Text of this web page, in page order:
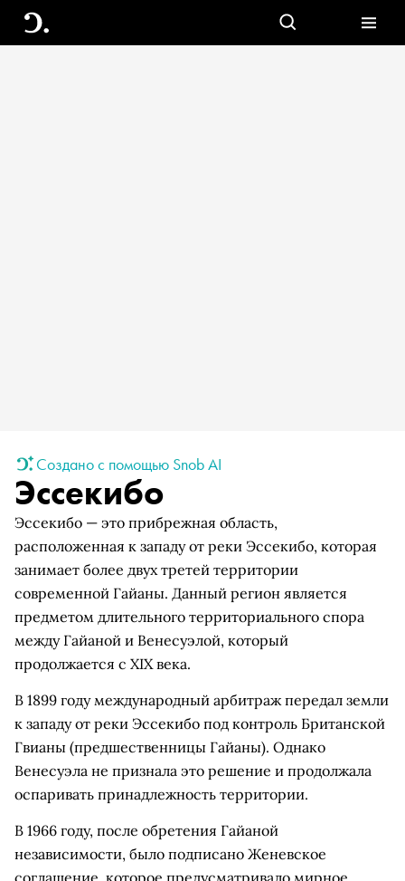
Создано с помощью Snob AI
Эссекибо
Эссекибо — это прибрежная область,
расположенная к западу от реки Эссекибо, которая
занимает более двух третей территории
современной Гайаны. Данный регион является
предметом длительного территориального спора
между Гайаной и Венесуэлой, который
продолжается с XIX века.
В 1899 году международный арбитраж передал земли
к западу от реки Эссекибо под контроль Британской
Гвианы (предшественницы Гайаны). Однако
Венесуэла не признала это решение и продолжала
оспаривать принадлежность территории.
В 1966 году, после обретения Гайаной
независимости, было подписано Женевское
соглашение, которое предусматривало мирное